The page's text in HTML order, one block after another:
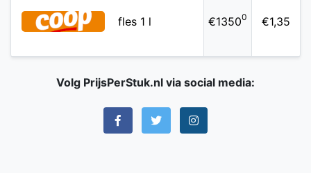
fles 1 l €13500 €1,35
Volg PrijsPerStuk.nl via social media: